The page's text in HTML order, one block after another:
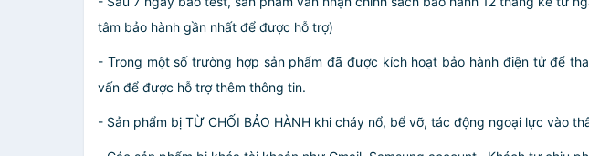
tâm bảo hành gần nhất để được hỗ trợ)
- Trong một số trường hợp sản phẩm đã được kích hoạt bảo hành điện tử để
vấn để được hỗ trợ thêm thông tin.
- Sản phẩm bị TỪ CHỐI BẢO HÀNH khi cháy nổ, bể vỡ, tác động ngoại lực vào